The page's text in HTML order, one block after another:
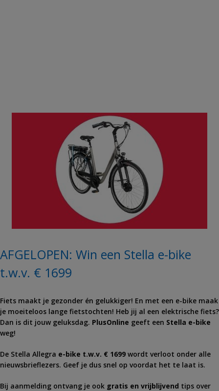
AFGELOPEN: Win een Stella e-bike
t.w.v. € 1699
Fiets maakt je gezonder én gelukkiger! En met een e-bike maak
je moeiteloos lange fietstochten! Heb jij al een elektrische fiets?
Dan is dit jouw geluksdag. PlusOnline geeft een Stella e-bike
weg!
De Stella Allegra e-bike t.w.v. € 1699 wordt verloot onder alle
nieuwsbrieflezers. Geef je dus snel op voordat het te laat is.
Bij aanmelding ontvang je ook gratis en vrijblijvend tips over